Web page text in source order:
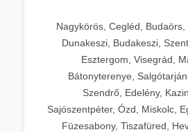
Nagykörös, Cegléd, Budaörs,
Dunakeszi, Budakeszi,
Esztergom, Visegrád,
Bátonyterenye,
Szendrő, Edelény,
Sajószentpéter, Ózd, Miskolc,
Füzesabony, Tiszafüred,